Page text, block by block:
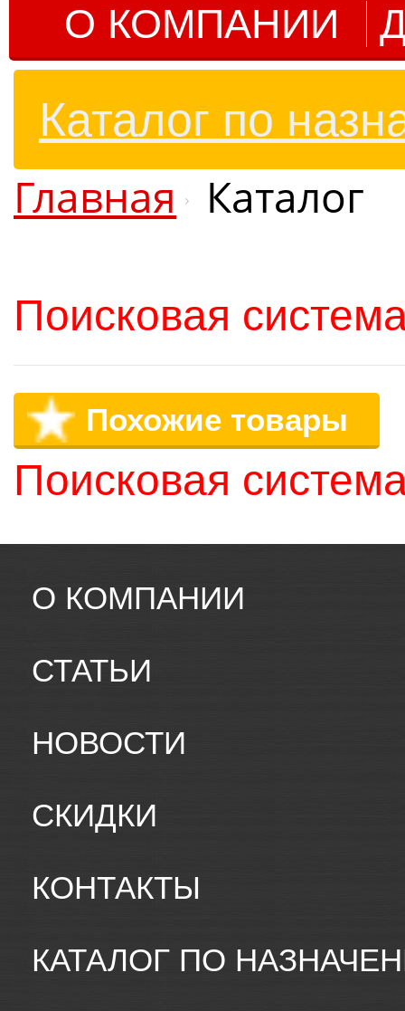
О КОМПАНИИ
Каталог по
Главная Каталог
Поисковая
Похожие товары
Поисковая
О КОМПАНИИ
СТАТЬИ
НОВОСТИ
СКИДКИ
КОНТАКТЫ
КАТАЛОГ ПО